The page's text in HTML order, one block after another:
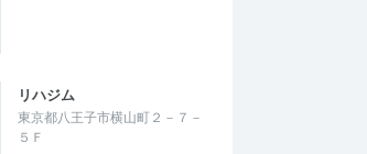
リハジム
東京都八王子市横山町２－７－
５Ｆ